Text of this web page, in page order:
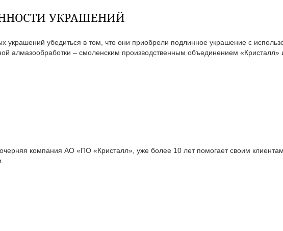
УКРАШЕНИЙ
убедиться в том, что они приобрели подлинное украшение с
алмазообработки – смоленским производственным объединением «Кристалл»
компания АО «ПО «Кристалл», уже более 10 лет помогает своим